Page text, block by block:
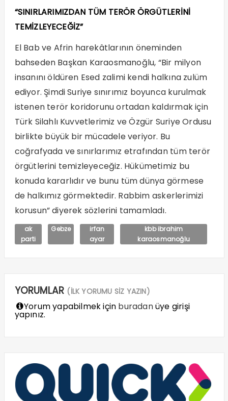
“SINIRLARIMIZDAN TÜM TERÖR ÖRGÜTLERİNİ
TEMİZLEYECEĞİZ”
El Bab ve Afrin harekâtlarının öneminden
bahseden Başkan Karaosmanoğlu, “Bir milyon
insanını öldüren Esed zalimi kendi halkına zulüm
ediyor. Şimdi Suriye sınırımız boyunca kurulmak
istenen terör koridorunu ortadan kaldırmak için
Türk Silahlı Kuvvetlerimiz ve Özgür Suriye Ordusu
birlikte büyük bir mücadele veriyor. Bu
coğrafyada ve sınırlarımız etrafından tüm terör
örgütlerini temizleyeceğiz. Hükümetimiz bu
konuda kararlıdır ve bunu tüm dünya görmese
de halkımız görmektedir. Rabbim askerlerimizi
korusun” diyerek sözlerini tamamladı.
ak
parti
Gebze
irfan
ayar
kbb ibrahim
karaosmanoğlu
YORUMLAR (İLK YORUMU SİZ YAZIN)
Yorum yapabilmek için buradanüye girişi
yapınız.